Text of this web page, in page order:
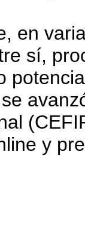
en
sí,
y